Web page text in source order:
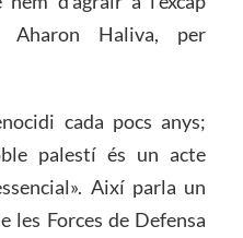
Aharon Haliva, per
cada pocs anys;
palestí és un acte
Així parla un
les Forces de Defensa